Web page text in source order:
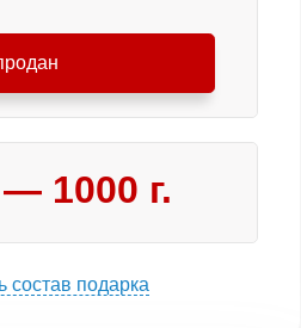
— 1000 г.
состав подарка